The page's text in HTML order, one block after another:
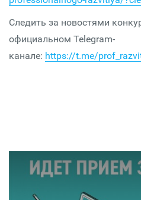
Следить за новостями
официальном Telegram-
канале: https://t.me/